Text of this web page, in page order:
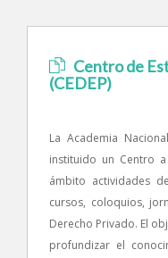
Centro de
(CEDEP)
La Academia
instituido un Centro
ámbito actividades
cursos, coloquios,
Derecho Privado. El
profundizar el